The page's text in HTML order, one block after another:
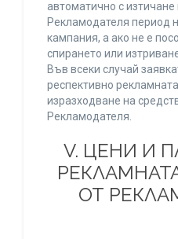
автоматично с
Рекламодателя период
кампания, а ако не е
спирането или
Във всеки случай
респективно
изразходване на
Рекламодателя.
V. ЦЕНИ И
ОТ